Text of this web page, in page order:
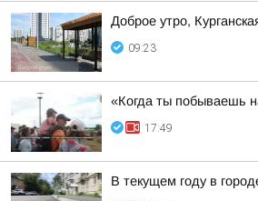
Доброе утро,
09:23
«Когда ты побываешь
17:49
В текущем году в